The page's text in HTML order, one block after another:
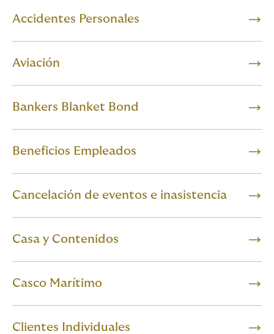
Accidentes Personales
Aviación
Bankers Blanket Bond
Beneficios Empleados
Cancelación de eventos e inasistencia
Casa y Contenidos
Casco Marítimo
Clientes Individuales